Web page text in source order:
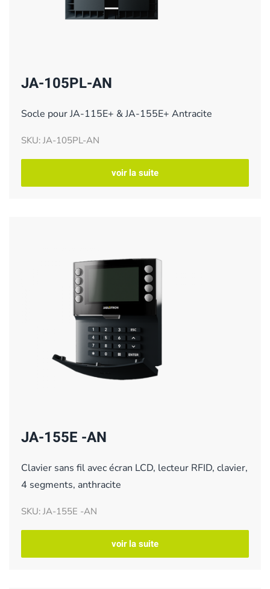
JA-105PL-AN
Socle pour JA-115E+ & JA-155E+ Antracite
SKU: JA-105PL-AN
voir la suite
JA-155E -AN
Clavier sans fil avec écran LCD, lecteur RFID, clavier,
4 segments, anthracite
SKU: JA-155E -AN
voir la suite